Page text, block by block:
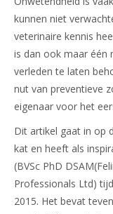
kunnen niet
veterinaire kennis
is dan ook maar één
verleden te laten
nut van preventieve
eigenaar voor het
Dit artikel gaat in op
kat en heeft als
(BVSc PhD
Professionals Ltd)
2015. Het bevat